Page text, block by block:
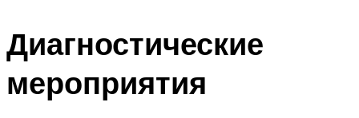
Диагностические
мероприятия